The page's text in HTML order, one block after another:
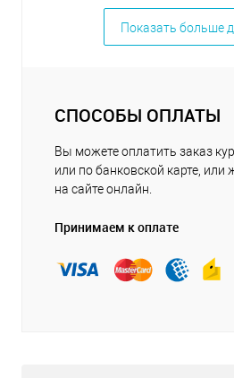
Показать больше
СПОСОБЫ ОПЛАТЫ
Вы можете оплатить заказ
или по банковской карте, или
на сайте онлайн.
Принимаем к оплате